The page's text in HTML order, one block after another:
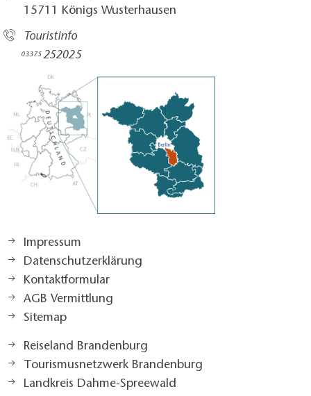
15711 Königs Wusterhausen
Touristinfo
03375252025​
Impressum
Datenschutzerklärung
Kontaktformular
AGB Vermittlung
Sitemap
Reiseland Brandenburg
Tourismusnetzwerk Brandenburg
Landkreis Dahme-Spreewald